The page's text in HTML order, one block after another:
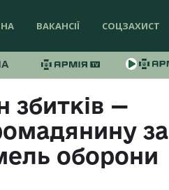
ВАКАНСІЇ СОЦЗАХИСТ
збитків —
за
оборони